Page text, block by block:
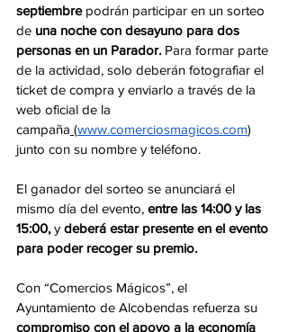
septiembre podrán participar en un sorteo
de una noche con desayuno para dos
personas en un Parador. Para formar parte
de la actividad, solo deberán fotografiar el
ticket de compra y enviarlo a través de la
web oficial de la
campaña (www.comerciosmagicos.com)
junto con su nombre y teléfono.
El ganador del sorteo se anunciará el
mismo día del evento, entre las 14:00 y las
15:00, y deberá estar presente en el evento
para poder recoger su premio.
Con “Comercios Mágicos”, el
Ayuntamiento de Alcobendas refuerza su
compromiso con el apoyo a la economía